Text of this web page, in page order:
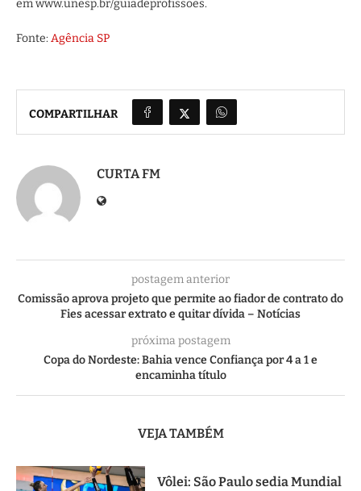
em www.unesp.br/guiadeprofissoes.
Fonte: Agência SP
COMPARTILHAR
CURTA FM
postagem anterior
Comissão aprova projeto que permite ao fiador de contrato do
Fies acessar extrato e quitar dívida – Notícias
próxima postagem
Copa do Nordeste: Bahia vence Confiança por 4 a 1 e
encaminha título
VEJA TAMBÉM
Vôlei: São Paulo sedia Mundial